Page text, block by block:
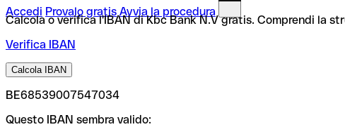
Accedi Provalo gratis Avvia la procedura
Calcola o verifica l'IBAN di Kbc Bank N.V gratis. Comprendi la
Verifica IBAN
Calcola IBAN
BE68539007547034
Questo IBAN sembra valido: